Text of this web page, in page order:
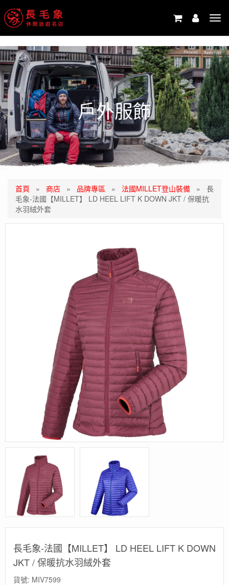
戶外服飾
首頁 » 商店 » 品牌專區 » 法國MILLET登山裝備 » 長
毛象-法國【MILLET】 LD HEEL LIFT K DOWN JKT / 保暖抗
水羽絨外套
長毛象-法國【MILLET】 LD HEEL LIFT K DOWN
JKT / 保暖抗水羽絨外套
貨號: MIV7599